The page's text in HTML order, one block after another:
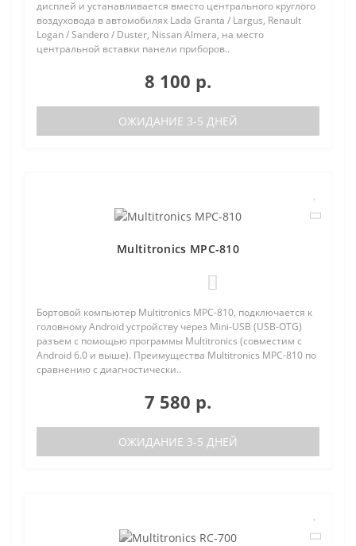
дисплей и устанавливается вместо центрального круглого
воздуховода в автомобилях Lada Granta / Largus, Renault
Logan / Sandero / Duster, Nissan Almera, на место
центральной вставки панели приборов..
8 100 р.
ОЖИДАНИЕ 3-5 ДНЕЙ
Multitronics MPC-810
Бортовой компьютер Multitronics MPC-810, подключается к
головному Android устройству через Mini-USB (USB-OTG)
разъем с помощью программы Multitronics (совместим с
Android 6.0 и выше). Преимущества Multitronics MPC-810 по
сравнению с диагностически..
7 580 р.
ОЖИДАНИЕ 3-5 ДНЕЙ